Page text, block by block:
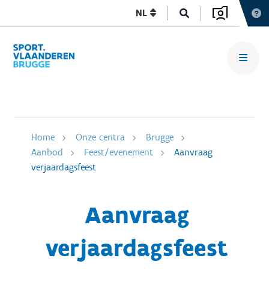
NL
Home Onze centra
Brugge
Aanbod
Feest/evenement
Aanvraag
verjaardagsfeest
Aanvraag
verjaardagsfeest